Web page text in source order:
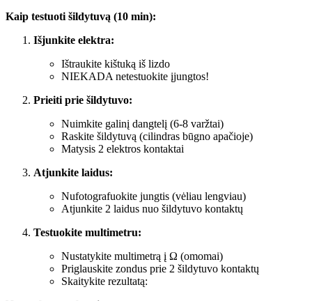
Kaip testuoti šildytuvą (10 min):
Išjunkite elektra:
Ištraukite kištuką iš lizdo
NIEKADA netestuokite įjungtos!
Prieiti prie šildytuvo:
Nuimkite galinį dangtelį (6-8 varžtai)
Raskite šildytuvą (cilindras būgno apačioje)
Matysis 2 elektros kontaktai
Atjunkite laidus:
Nufotografuokite jungtis (vėliau lengviau)
Atjunkite 2 laidus nuo šildytuvo kontaktų
Testuokite multimetru:
Nustatykite multimetrą į Ω (omomai)
Priglauskite zondus prie 2 šildytuvo kontaktų
Skaitykite rezultatą: